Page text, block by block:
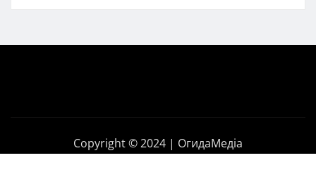
Copyright © 2024 | ОгидаМедіа